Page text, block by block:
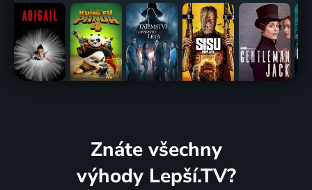
Znáte všechny
výhody Lepší.TV?